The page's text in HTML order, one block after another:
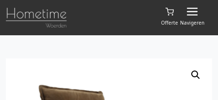
Offerte Navigeren